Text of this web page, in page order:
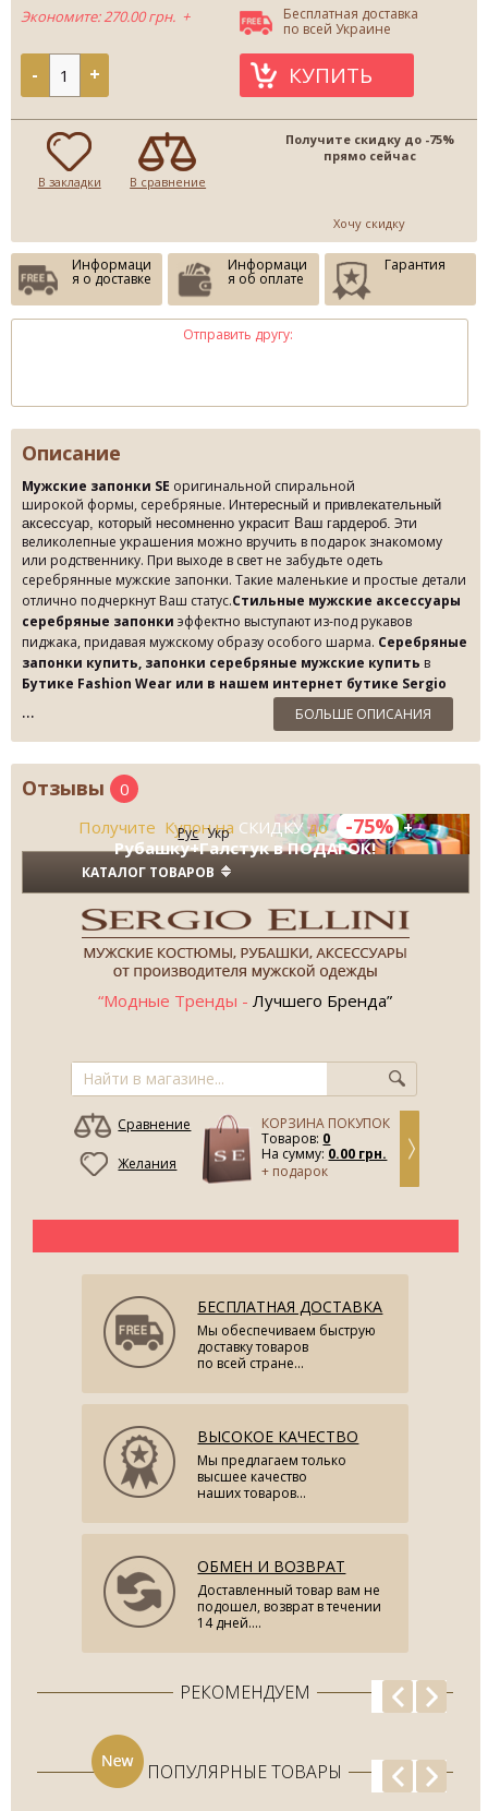
Экономите: 270.00 грн. +
Бесплатная доставка
по всей Украине
- + КУПИТЬ
Получите скидку до -75%
прямо сейчас
Хочу скидку
В закладки В сравнение
Информаци
я о доставке
Информаци
я об оплате
Гарантия
Отправить другу:
Описание
Мужские запонки SE оригинальной спиральной
широкой формы, серебряные. Интересный и привлекательный
аксессуар, который несомненно украсит Ваш гардероб. Эти
великолепные украшения можно вручить в подарок знакомому
или родственнику. При выходе в свет не забудьте одеть
серебрянные мужские запонки. Такие маленькие и простые детали
отлично подчеркнут Ваш статус.Стильные мужские аксессуары
серебряные запонки эффектно выступают из-под рукавов
пиджака, придавая мужскому образу особого шарма. Серебряные
запонки купить, запонки серебряные мужские купить в
Бутике Fashion Wear или в нашем интернет бутике Sergio
БОЛЬШЕ ОПИСАНИЯ
Отзывы
0
Получите Купон на СКИДКУдо -75% +
Рубашку+Галстук в ПОДАРОК!
Рус Укр
КАТАЛОГ ТОВАРОВ
“Модные Тренды - Лучшего Бренда”
КОРЗИНА ПОКУПОК
Товаров: 0
На сумму: 0.00 грн.
+ подарок
Сравнение
Желания
БЕСПЛАТНАЯ ДОСТАВКА
Мы обеспечиваем быструю
доставку товаров
по всей стране...
ВЫСОКОЕ КАЧЕСТВО
Мы предлагаем только
высшее качество
наших товаров...
ОБМЕН И ВОЗВРАТ
Доставленный товар вам не
подошел, возврат в течении
14 дней....
РЕКОМЕНДУЕМ
ПОПУЛЯРНЫЕ ТОВАРЫ